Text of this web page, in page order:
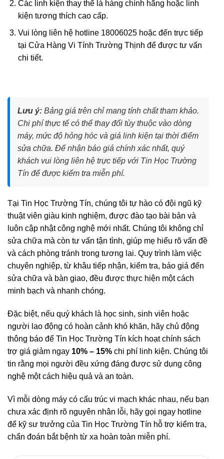
Các linh kiện thay thế là hàng chính hãng hoặc linh
kiện tương thích cao cấp.
Vui lòng liên hệ hotline 18006025 hoặc đến trực tiếp
tại Cửa Hàng Vi Tính Trường Thịnh để được tư vấn
chi tiết.
Lưu ý: Bảng giá trên chỉ mang tính chất tham khảo.
Chi phí thực tế có thể thay đổi tùy thuộc vào dòng
máy, mức độ hỏng hóc và giá linh kiện tại thời điểm
sửa chữa. Để nhận báo giá chính xác nhất, quý
khách vui lòng liên hệ trực tiếp với Tin Học Trường
Tín để được kiểm tra miễn phí.
Tại Tin Học Trường Tín, chúng tôi tự hào có đội ngũ kỹ
thuật viên giàu kinh nghiệm, được đào tạo bài bản và
luôn cập nhật công nghệ mới nhất. Chúng tôi không chỉ
sửa chữa mà còn tư vấn tận tình, giúp mẹ hiểu rõ vấn đề
và cách phòng tránh trong tương lai. Quy trình làm việc
chuyên nghiệp, từ khâu tiếp nhận, kiểm tra, báo giá đến
sửa chữa và bàn giao, đều được thực hiện một cách
minh bạch và nhanh chóng.
Đặc biệt, nếu quý khách là học sinh, sinh viên hoặc
người lao động có hoàn cảnh khó khăn, hãy chủ động
thông báo để Tin Học Trường Tín kích hoạt chính sách
trợ giá giảm ngay 10% – 15% chi phí linh kiện. Chúng tôi
tin rằng mọi người đều xứng đáng được sử dụng công
nghệ một cách hiệu quả và an toàn.
Vì mỗi dòng máy có cấu trúc vi mạch khác nhau, nếu bạn
chưa xác định rõ nguyên nhân lỗi, hãy gọi ngay hotline
để kỹ sư trưởng của Tin Học Trường Tín hỗ trợ kiểm tra,
chẩn đoán bắt bệnh từ xa hoàn toàn miễn phí.